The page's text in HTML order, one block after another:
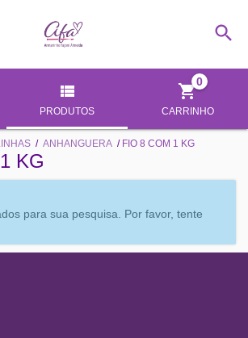
PRODUTOS CARRINHO
0
/ ANHANGUERA / FIO 8 COM 1 KG
KG
para sua pesquisa. Por favor, tente